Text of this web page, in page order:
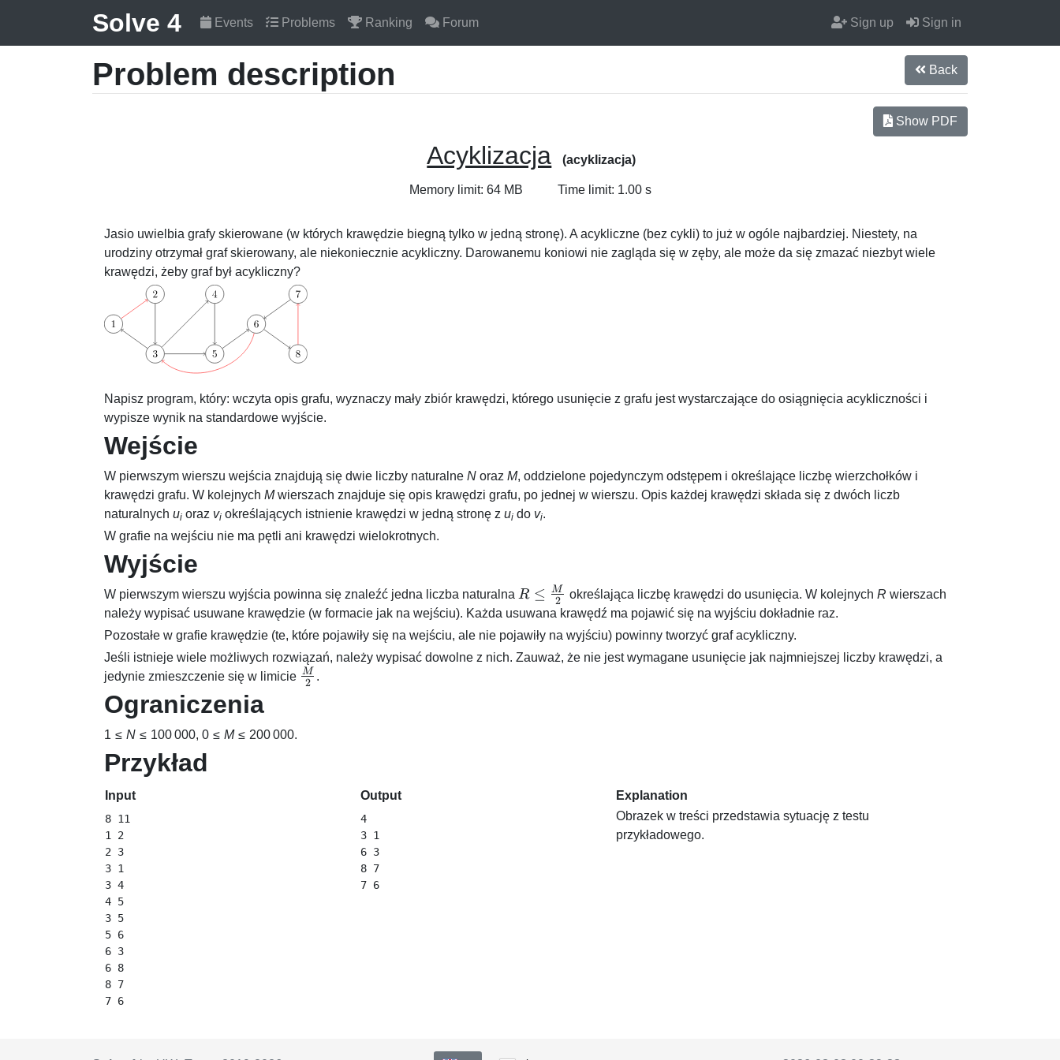
Solve 4 Events Problems Ranking Forum Sign up Sign in
Problem description Back
Show PDF
Acyklizacja (acyklizacja)
Memory limit: 64 MB Time limit: 1.00 s
Jasio uwielbia grafy skierowane (w których krawędzie biegną tylko w jedną stronę). A acykliczne (bez cykli) to już w ogóle najbardziej. Niestety, na
urodziny otrzymał graf skierowany, ale niekoniecznie acykliczny. Darowanemu koniowi nie zagląda się w zęby, ale może da się zmazać niezbyt wiele
krawędzi, żeby graf był acykliczny?
Napisz program, który: wczyta opis grafu, wyznaczy mały zbiór krawędzi, którego usunięcie z grafu jest wystarczające do osiągnięcia acykliczności i
wypisze wynik na standardowe wyjście.
Wejście
W pierwszym wierszu wejścia znajdują się dwie liczby naturalne N oraz M, oddzielone pojedynczym odstępem i określające liczbę wierzchołków i
krawędzi grafu. W kolejnych Mwierszach znajduje się opis krawędzi grafu, po jednej w wierszu. Opis każdej krawędzi składa się z dwóch liczb
naturalnych ui oraz vi określających istnienie krawędzi w jedną stronę z ui do vi.
W grafie na wejściu nie ma pętli ani krawędzi wielokrotnych.
Wyjście
W pierwszym wierszu wyjścia powinna się znaleźć jedna liczba naturalna R \le
\frac{M}
{2}
R ≤ 2
M określająca liczbę krawędzi do usunięcia. W kolejnych R wierszach
należy wypisać usuwane krawędzie (w formacie jak na wejściu). Każda usuwana krawędź ma pojawić się na wyjściu dokładnie raz.
Pozostałe w grafie krawędzie (te, które pojawiły się na wejściu, ale nie pojawiły na wyjściu) powinny tworzyć graf acykliczny.
Jeśli istnieje wiele możliwych rozwiązań, należy wypisać dowolne z nich. Zauważ, że nie jest wymagane usunięcie jak najmniejszej liczby krawędzi, a
jedynie zmieszczenie się w limicie \frac{M}
2
M .
Ograniczenia
1 ≤ N ≤ 100 000, 0 ≤ M≤ 200 000.
Przykład
Input Output Explanation
8 11
1 2
2 3
3 1
3 4
4 5
3 5
5 6
6 3
6 8
8 7
4
3 1
6 3
8 7
Obrazek w treści przedstawia sytuację z testu
przykładowego.